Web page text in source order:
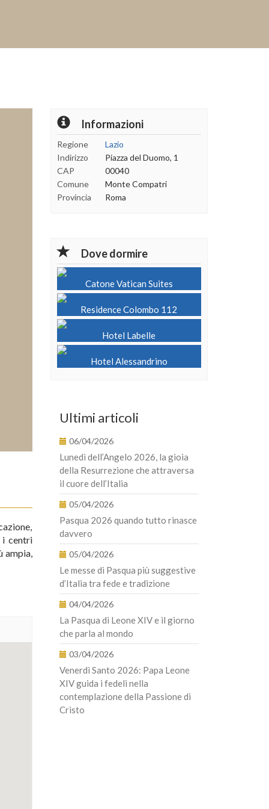
i centri
ampia,
Informazioni
Regione
Lazio
Indirizzo
Piazza del Duomo, 1
CAP
00040
Comune
Monte Compatri
Provincia
Roma
Dove dormire
Catone Vatican Suites
Residence Colombo 112
Hotel Labelle
Hotel Alessandrino
Ultimi articoli
06/04/2026
Lunedì dell’Angelo 2026, la gioia
della Resurrezione che attraversa
il cuore dell’Italia
05/04/2026
Pasqua 2026 quando tutto rinasce
davvero
05/04/2026
Le messe di Pasqua più suggestive
d’Italia tra fede e tradizione
04/04/2026
La Pasqua di Leone XIV e il giorno
che parla al mondo
03/04/2026
Venerdì Santo 2026: Papa Leone
XIV guida i fedeli nella
contemplazione della Passione di
Cristo